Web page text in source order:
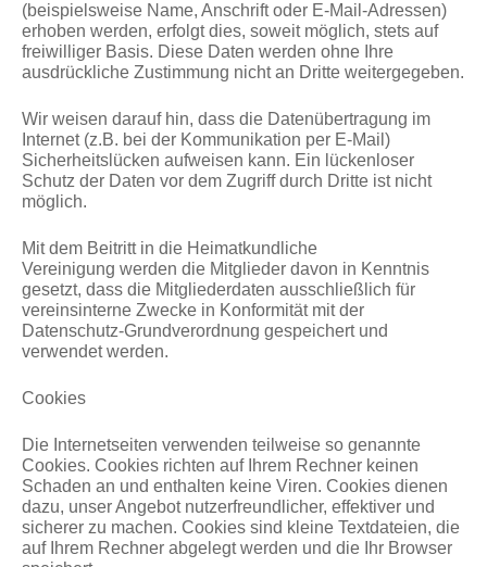
(beispielsweise Name, Anschrift oder E-Mail-Adressen)
erhoben werden, erfolgt dies, soweit möglich, stets auf
freiwilliger Basis. Diese Daten werden ohne Ihre
ausdrückliche Zustimmung nicht an Dritte weitergegeben.
Wir weisen darauf hin, dass die Datenübertragung im
Internet (z.B. bei der Kommunikation per E-Mail)
Sicherheitslücken aufweisen kann. Ein lückenloser
Schutz der Daten vor dem Zugriff durch Dritte ist nicht
möglich.
Mit dem Beitritt in die Heimatkundliche
Vereinigung werden die Mitglieder davon in Kenntnis
gesetzt, dass die Mitgliederdaten ausschließlich für
vereinsinterne Zwecke in Konformität mit der
Datenschutz-Grundverordnung gespeichert und
verwendet werden.
Cookies
Die Internetseiten verwenden teilweise so genannte
Cookies. Cookies richten auf Ihrem Rechner keinen
Schaden an und enthalten keine Viren. Cookies dienen
dazu, unser Angebot nutzerfreundlicher, effektiver und
sicherer zu machen. Cookies sind kleine Textdateien, die
auf Ihrem Rechner abgelegt werden und die Ihr Browser